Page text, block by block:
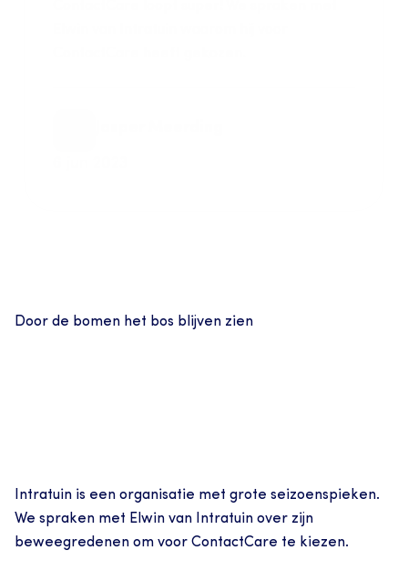
Door de bomen het bos blijven zien
Intratuin is een organisatie met grote seizoenspieken.
We spraken met Elwin van Intratuin over zijn
beweegredenen om voor ContactCare te kiezen.